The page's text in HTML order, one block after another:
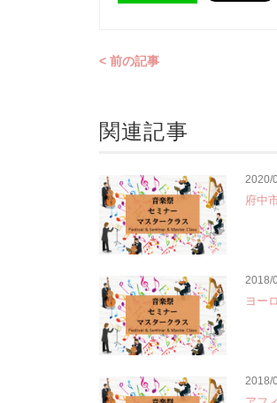
< 前の記事
関連記事
2020/
府中
2018/
ヨー
2018/